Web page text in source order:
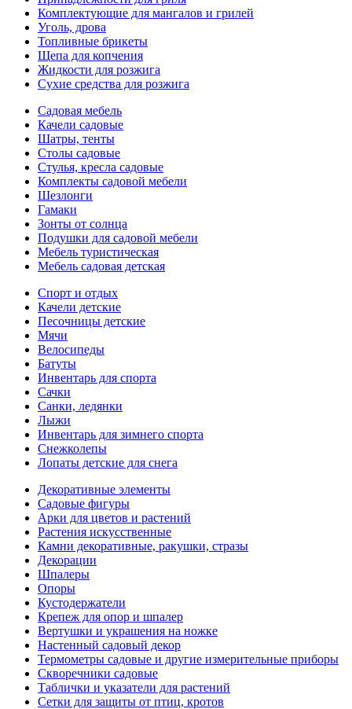
Комплектующие для мангалов и грилей
Уголь, дрова
Топливные брикеты
Щепа для копчения
Жидкости для розжига
Сухие средства для розжига
Садовая мебель
Качели садовые
Шатры, тенты
Столы садовые
Стулья, кресла садовые
Комплекты садовой мебели
Шезлонги
Гамаки
Зонты от солнца
Подушки для садовой мебели
Мебель туристическая
Мебель садовая детская
Спорт и отдых
Качели детские
Песочницы детские
Мячи
Велосипеды
Батуты
Инвентарь для спорта
Сачки
Санки, ледянки
Лыжи
Инвентарь для зимнего спорта
Снежколепы
Лопаты детские для снега
Декоративные элементы
Садовые фигуры
Арки для цветов и растений
Растения искусственные
Камни декоративные, ракушки, стразы
Декорации
Шпалеры
Опоры
Кустодержатели
Крепеж для опор и шпалер
Вертушки и украшения на ножке
Настенный садовый декор
Термометры садовые и другие измерительные приборы
Скворечники садовые
Таблички и указатели для растений
Сетки для защиты от птиц, кротов